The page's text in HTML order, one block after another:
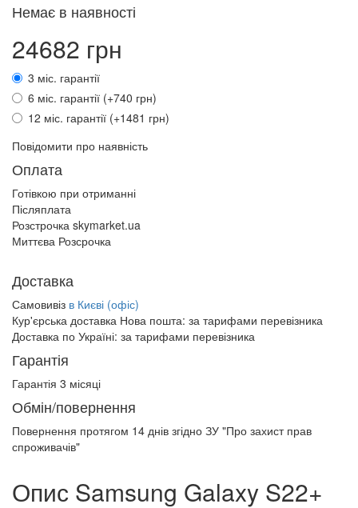
Немає в наявності
24682 грн
3 міс. гарантії
6 міс. гарантії (+740 грн)
12 міс. гарантії (+1481 грн)
Повідомити про наявність
Оплата
Готівкою при отриманні
Післяплата
Розстрочка skymarket.ua
Миттєва Розсрочка
Доставка
Самовивіз в Києві (офіс)
Кур'єрська доставка Нова пошта: за тарифами перевізника
Доставка по Україні: за тарифами перевізника
Гарантія
Гарантія 3 місяці
Обмін/повернення
Повернення протягом 14 днів згідно ЗУ "Про захист прав
спроживачів"
Опис Samsung Galaxy S22+